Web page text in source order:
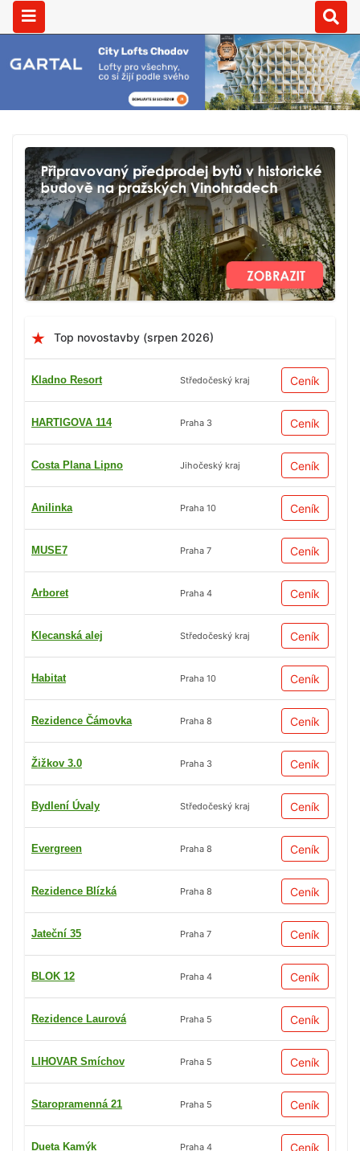
Top novostavby (srpen 2026)
Kladno Resort Středočeský kraj Ceník
HARTIGOVA 114 Praha 3 Ceník
Costa Plana Lipno Jihočeský kraj Ceník
Anilinka Praha 10 Ceník
MUSE7 Praha 7 Ceník
Arboret Praha 4 Ceník
Klecanská alej Středočeský kraj Ceník
Habitat Praha 10 Ceník
Rezidence Čámovka Praha 8 Ceník
Žižkov 3.0 Praha 3 Ceník
Bydlení Úvaly Středočeský kraj Ceník
Evergreen Praha 8 Ceník
Rezidence Blízká Praha 8 Ceník
Jateční 35 Praha 7 Ceník
BLOK 12 Praha 4 Ceník
Rezidence Laurová Praha 5 Ceník
LIHOVAR Smíchov Praha 5 Ceník
Staropramenná 21 Praha 5 Ceník
Dueta Kamýk Praha 4 Ceník